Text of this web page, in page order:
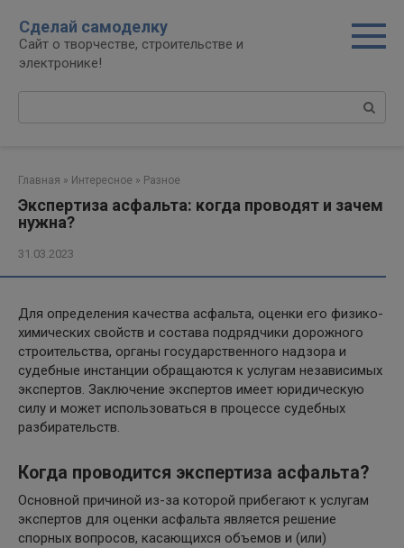
контенту
Сделай самоделку
Сайт о творчестве, строительстве и
электронике!
Главная » Интересное » Разное
Экспертиза асфальта: когда проводят и зачем
нужна?
31.03.2023
Для определения качества асфальта, оценки его физико-
химических свойств и состава подрядчики дорожного
строительства, органы государственного надзора и
судебные инстанции обращаются к услугам независимых
экспертов. Заключение экспертов имеет юридическую
силу и может использоваться в процессе судебных
разбирательств.
Когда проводится экспертиза асфальта?
Основной причиной из-за которой прибегают к услугам
экспертов для оценки асфальта является решение
спорных вопросов, касающихся объемов и (или)